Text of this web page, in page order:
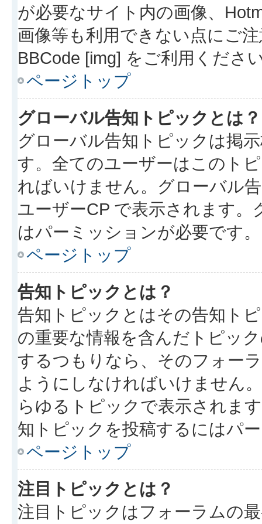
が必要なサイト内の画像、
画像等も利用できない点にご
BBCode [img] をご利用くださ
ページトップ
グローバル告知トピックとは？
グローバル告知トピックは掲
す。全てのユーザーはこのト
ればいけません。グローバル
ユーザーCP で表示されます
はパーミッションが必要です。
ページトップ
告知トピックとは？
告知トピックとはその告知ト
の重要な情報を含んだトピッ
するつもりなら、そのフォー
ようにしなければいけません
らゆるトピックで表示されま
知トピックを投稿するにはパ
ページトップ
注目トピックとは？
注目トピックはフォーラムの